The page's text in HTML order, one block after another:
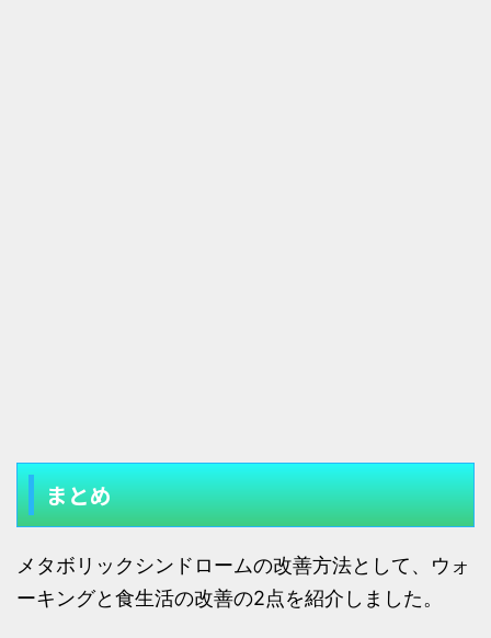
まとめ
メタボリックシンドロームの改善方法として、ウォ
ーキングと食生活の改善の2点を紹介しました。